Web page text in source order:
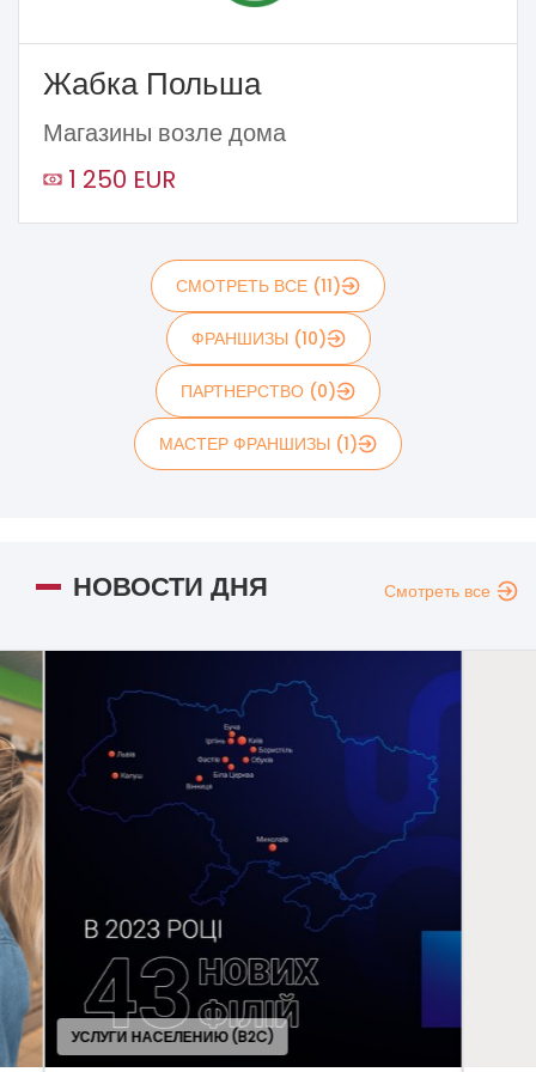
Жабка Польша
Магазины возле дома
1 250 EUR
СМОТРЕТЬ ВСЕ (11)
ФРАНШИЗЫ (10)
ПАРТНЕРСТВО (0)
МАСТЕР ФРАНШИЗЫ (1)
НОВОСТИ ДНЯ Смотреть все